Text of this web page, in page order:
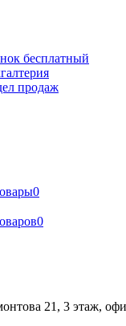
бесплатный
продаж
0
0
21, 3 этаж,